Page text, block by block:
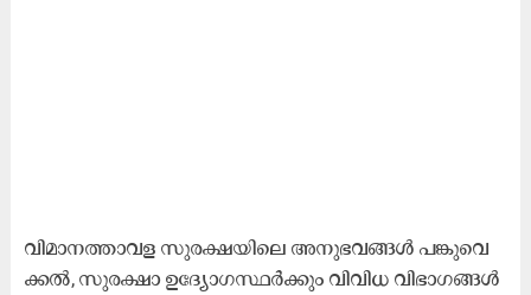
വി​മാ​ന​ത്താ​വ​ള സു​ര​ക്ഷ​യി​ലെ അ​നു​ഭ​വ​ങ്ങ​ൾ പ​ങ്കു​വെ​
ക്ക​ൽ, സു​ര​ക്ഷാ ഉ​ദ്യോ​ഗ​സ്ഥ​ർ​ക്കും വി​വി​ധ വി​ഭാ​ഗ​ങ്ങ​ൾ​